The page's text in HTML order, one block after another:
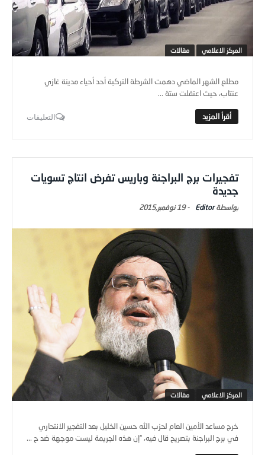
المركز الاعلامي مقالات
مطلع الشهر الماضي دهمت الشرطة التركية أحد أحياء مدينة غازي
عنتاب، حيث اعتقلت ستة ...
التعليقات
تفجيرات برج البراجنة وباريس تفرض انتاج تسويات
جديدة
Editor
-19 نوفمبر,2015
المركز الاعلامي مقالات
خرج مساعد الأمين العام لحزب الله حسين الخليل بعد التفجير الانتحاري
في برج البراجنة بتصريح قال فيه، “إن هذه الجريمة ليست موجهة ضد ح ...